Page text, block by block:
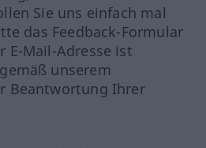
Sie uns einfach mal
das Feedback-Formular
E-Mail-Adresse ist
unserem
Beantwortung Ihrer